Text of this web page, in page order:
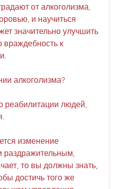
от алкоголизма,
и научиться
значительно улучшить
враждебность к
алкоголизма?
реабилитации людей,
изменение
раздражительным,
то вы должны знать,
достичь того же